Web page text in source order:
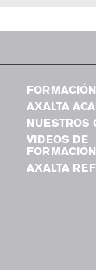
FORMACIÓN
AXALTA
NUESTROS
VIDEOS DE
FORMACIÓN
AXALTA